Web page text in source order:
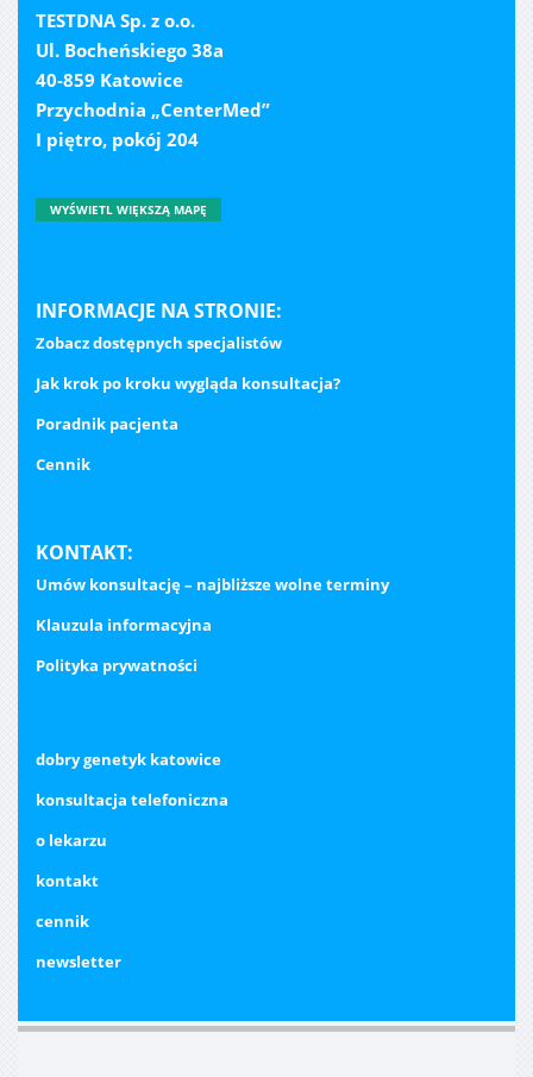
TESTDNA Sp. z o.o.
Ul. Bocheńskiego 38a
40-859 Katowice
Przychodnia „CenterMed”
I piętro, pokój 204
WYŚWIETL WIĘKSZĄ MAPĘ
INFORMACJE NA STRONIE:
Zobacz dostępnych specjalistów
Jak krok po kroku wygląda konsultacja?
Poradnik pacjenta
Cennik
KONTAKT:
Umów konsultację – najbliższe wolne terminy
Klauzula informacyjna
Polityka prywatności
dobry genetyk katowice
konsultacja telefoniczna
o lekarzu
kontakt
cennik
newsletter